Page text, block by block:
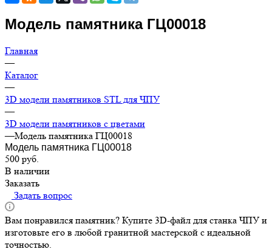
Модель памятника ГЦ00018
Главная
—
Каталог
—
3D модели памятников STL для ЧПУ
—
3D модели памятников с цветами
—Модель памятника ГЦ00018
Модель памятника ГЦ00018
500 руб.
В наличии
Заказать
Задать вопрос
Вам понравился памятник? Купите 3D-файл для станка ЧПУ и
изготовьте его в любой гранитной мастерской с идеальной
точностью.